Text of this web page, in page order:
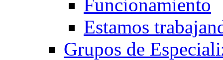
Funcionamiento
Estamos
Grupos de